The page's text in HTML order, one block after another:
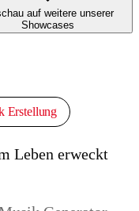
auf weitere unserer
Showcases
Erstellung
Leben erweckt